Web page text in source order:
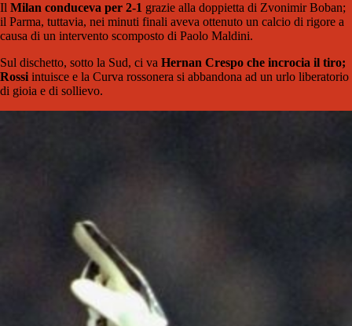
Il Milan conduceva per 2-1 grazie alla doppietta di Zvonimir Boban;
il Parma, tuttavia, nei minuti finali aveva ottenuto un calcio di rigore a
causa di un intervento scomposto di Paolo Maldini.
Sul dischetto, sotto la Sud, ci va Hernan Crespo che incrocia il tiro;
Rossi intuisce e la Curva rossonera si abbandona ad un urlo liberatorio
di gioia e di sollievo.